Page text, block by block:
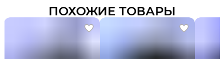
ПОХОЖИЕ ТОВАРЫ